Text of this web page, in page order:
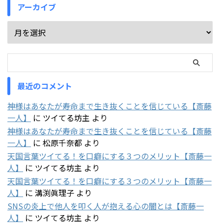
アーカイブ
最近のコメント
神様はあなたが寿命まで生き抜くことを信じている【斎藤
一人】
に ツイてる坊主 より
神様はあなたが寿命まで生き抜くことを信じている【斎藤
一人】
に 松原千奈都 より
天国言葉ツイてる！を口癖にする３つのメリット【斎藤一
人】
に ツイてる坊主 より
天国言葉ツイてる！を口癖にする３つのメリット【斎藤一
人】
に 溝渕眞理子 より
SNSの炎上で他人を叩く人が抱える心の闇とは【斎藤一
人】
に ツイてる坊主 より